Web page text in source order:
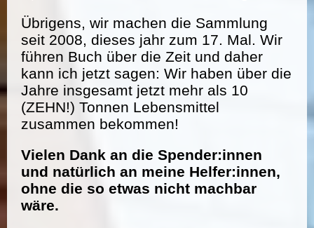
Übrigens, wir machen die Sammlung
seit 2008, dieses jahr zum 17. Mal. Wir
führen Buch über die Zeit und daher
kann ich jetzt sagen: Wir haben über die
Jahre insgesamt jetzt mehr als 10
(ZEHN!) Tonnen Lebensmittel
zusammen bekommen!
Vielen Dank an die Spender:innen
und natürlich an meine Helfer:innen,
ohne die so etwas nicht machbar
wäre.